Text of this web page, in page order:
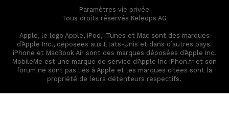
Paramètres vie privée
Tous droits réservés Keleops AG
Apple, le logo Apple, iPod, iTunes et Mac sont des marques
d’Apple Inc., déposées aux États-Unis et dans d’autres pays.
iPhone et MacBook Air sont des marques déposées d’Apple Inc.
MobileMe est une marque de service d’Apple Inc iPhon.fr et son
forum ne sont pas liés à Apple et les marques citées sont la
propriété de leurs détenteurs respectifs.